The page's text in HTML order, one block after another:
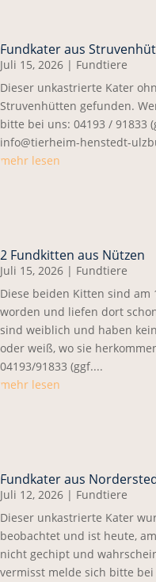
Fundkater aus
Juli 15, 2026 | Fundtiere
Dieser unkastrierte Kater
Struvenhütten gefunden.
bitte bei uns: 04193 / 91833
info@tierheim-henstedt-
mehr lesen
2 Fundkitten aus Nützen
Juli 15, 2026 | Fundtiere
Diese beiden Kitten sind am
worden und liefen dort
sind weiblich und haben
oder weiß, wo sie
04193/91833 (ggf....
mehr lesen
Fundkater aus
Juli 12, 2026 | Fundtiere
Dieser unkastrierte Kater
beobachtet und ist heute,
nicht gechipt und
vermisst melde sich bitte bei